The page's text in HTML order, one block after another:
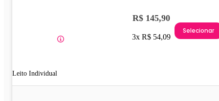
Leito Individual
R$ 145,90
3x R$ 54,09
Selecionar